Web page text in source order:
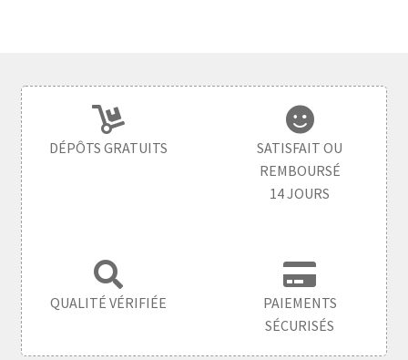
DÉPÔTS GRATUITS
SATISFAIT OU
REMBOURSÉ
14 JOURS
QUALITÉ VÉRIFIÉE
PAIEMENTS
SÉCURISÉS